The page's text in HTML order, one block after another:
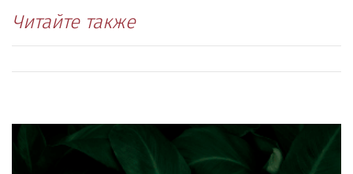
Читайте также